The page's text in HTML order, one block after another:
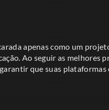
apenas como um
Ao seguir as melhores
que suas plataformas